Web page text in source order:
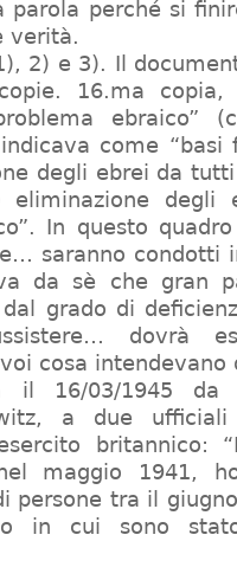
parola perché si
verità.
2) e 3). Il
16.ma copia,
ebraico”
come “basi
degli ebrei da
degli
In questo
saranno condotti
da sè che gran
grado di
dovrà
cosa intendevano
il 16/03/1945
a due
britannico:
maggio 1941,
persone tra il
in cui sono